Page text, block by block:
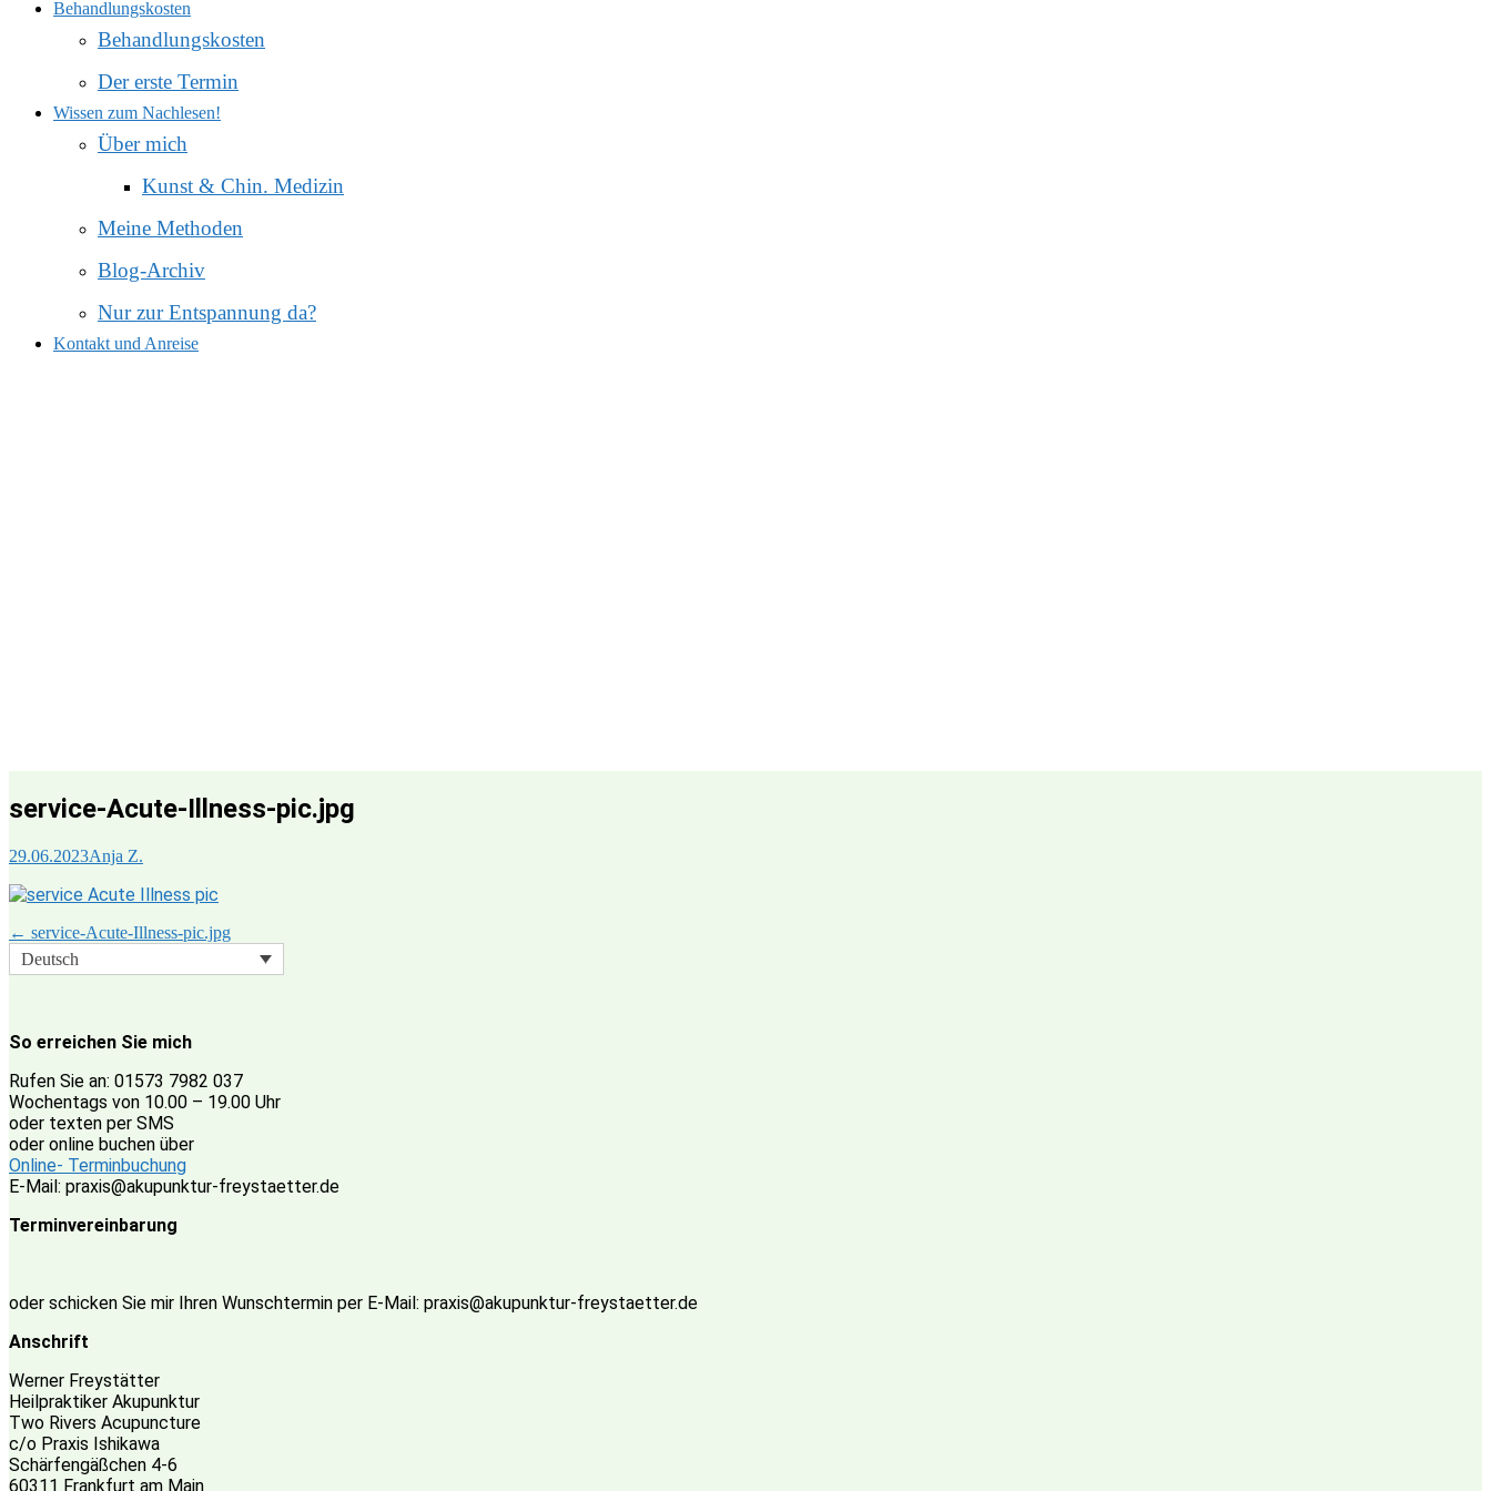
Behandlungskosten
Behandlungskosten
Der erste Termin
Wissen zum Nachlesen!
Über mich
Kunst & Chin. Medizin
Meine Methoden
Blog-Archiv
Nur zur Entspannung da?
Kontakt und Anreise
service-Acute-Illness-pic.jpg
29.06.2023Anja Z.
Beitragsnavigation
← service-Acute-Illness-pic.jpg
Deutsch
So erreichen Sie mich
Rufen Sie an: 01573 7982 037
Wochentags von 10.00 – 19.00 Uhr
oder texten per SMS
oder online buchen über
Online- Terminbuchung
E-Mail: praxis@akupunktur-freystaetter.de
Terminvereinbarung
oder schicken Sie mir Ihren Wunschtermin per E-Mail: praxis@akupunktur-freystaetter.de
Anschrift
Werner Freystätter
Heilpraktiker Akupunktur
Two Rivers Acupuncture
c/o Praxis Ishikawa
Schärfengäßchen 4-6
60311 Frankfurt am Main